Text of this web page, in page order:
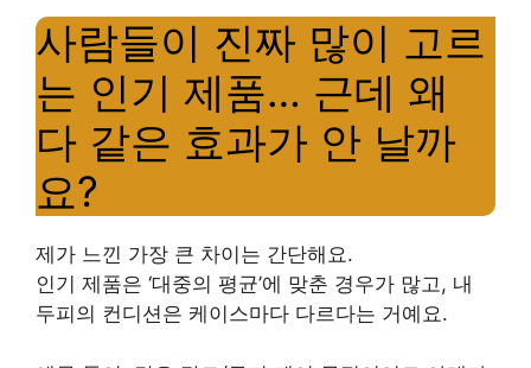
사람들이 진짜 많이 고르
는 인기 제품… 근데 왜
다 같은 효과가 안 날까
요?
제가 느낀 가장 큰 차이는 간단해요.
인기 제품은 ‘대중의 평균’에 맞춘 경우가 많고, 내
두피의 컨디션은 케이스마다 다르다는 거예요.